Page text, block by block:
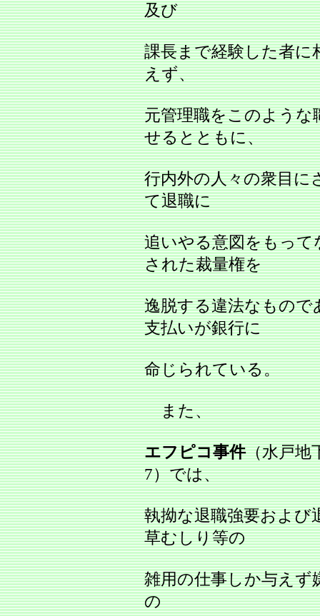
及び
課長まで経験した者に
えず、
元管理職をこのような
せるとともに、
行内外の人々の衆目に
て退職に
追いやる意図をもっ
された裁量権を
逸脱する違法なもので
支払いが銀行に
命じられている。
また、
エフピコ事件（水戸地
7）では、
執拗な退職強要および
草むしり等の
雑用の仕事しか与えず
の